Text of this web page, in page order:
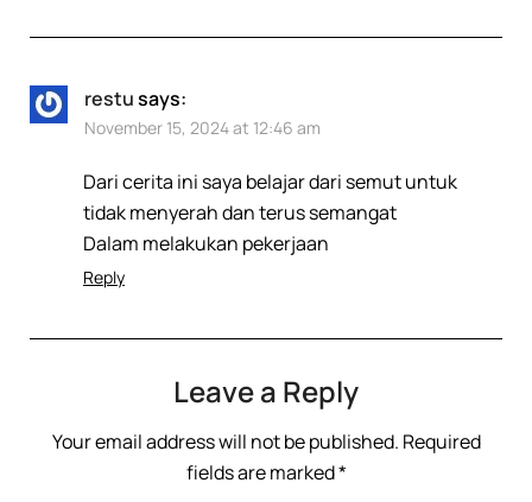
restusays:
November 15, 2024 at 12:46 am
Dari cerita ini saya belajar dari semut untuk
tidak menyerah dan terus semangat
Dalam melakukan pekerjaan
Reply
Leave a Reply
Your email address will not be published. Required
fields are marked*